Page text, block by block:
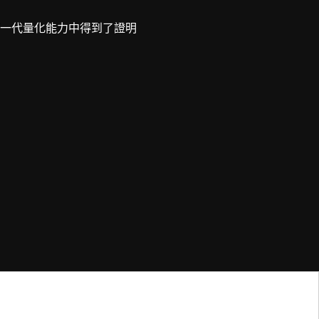
代量化能力中得到了證明